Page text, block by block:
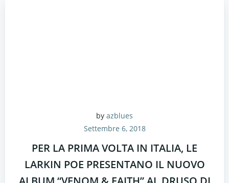
by azblues
Settembre 6, 2018
PER LA PRIMA VOLTA IN ITALIA, LE
LARKIN POE PRESENTANO IL NUOVO